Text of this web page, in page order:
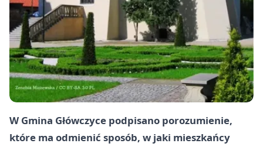
W Gmina Główczyce podpisano porozumienie,
które ma odmienić sposób, w jaki mieszkańcy